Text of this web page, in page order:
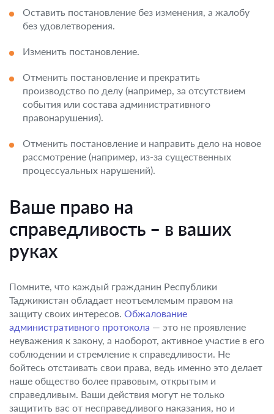
Оставить постановление без изменения, а жалобу
без удовлетворения.
Изменить постановление.
Отменить постановление и прекратить
производство по делу (например, за отсутствием
события или состава административного
правонарушения).
Отменить постановление и направить дело на новое
рассмотрение (например, из-за существенных
процессуальных нарушений).
Ваше право на
справедливость – в ваших
руках
Помните, что каждый гражданин Республики
Таджикистан обладает неотъемлемым правом на
защиту своих интересов. Обжалование
административного протокола — это не проявление
неуважения к закону, а наоборот, активное участие в его
соблюдении и стремление к справедливости. Не
бойтесь отстаивать свои права, ведь именно это делает
наше общество более правовым, открытым и
справедливым. Ваши действия могут не только
защитить вас от несправедливого наказания, но и